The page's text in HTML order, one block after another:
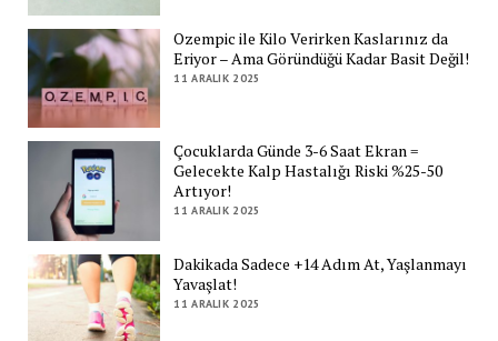
Ozempic ile Kilo Verirken Kaslarınız da
Eriyor – Ama Göründüğü Kadar Basit Değil!
11 ARALIK 2025
Çocuklarda Günde 3-6 Saat Ekran =
Gelecekte Kalp Hastalığı Riski %25-50
Artıyor!
11 ARALIK 2025
Dakikada Sadece +14 Adım At, Yaşlanmayı
Yavaşlat!
11 ARALIK 2025